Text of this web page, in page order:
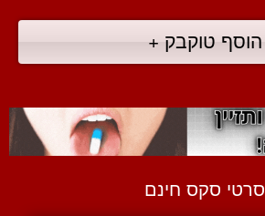
הוסף טוקבק +
סרטי סקס חינם